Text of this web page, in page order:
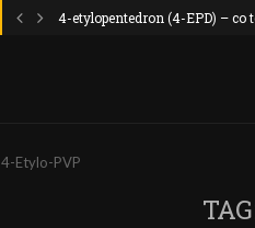
4-etylopentedron (4-EPD) – co
4-Etylo-PVP